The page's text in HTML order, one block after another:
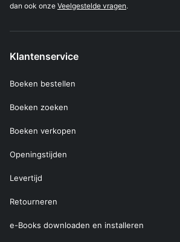
dan ook onze Veelgestelde vragen.
Klantenservice
Boeken bestellen
Boeken zoeken
Boeken verkopen
Openingstijden
Levertijd
Retourneren
e-Books downloaden en installeren